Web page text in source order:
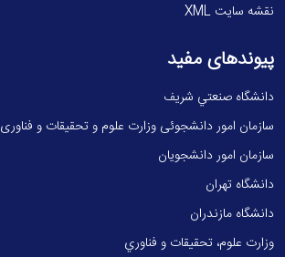
نقشه سایت XML
پیوندهای مفید
دانشگاه صنعتي شريف
سازمان امور دانشجوئی وزارت علوم و تحقیقات و فناوری
سازمان امور دانشجویان
دانشگاه تهران
دانشگاه مازندران
وزارت علوم، تحقيقات و فناوري